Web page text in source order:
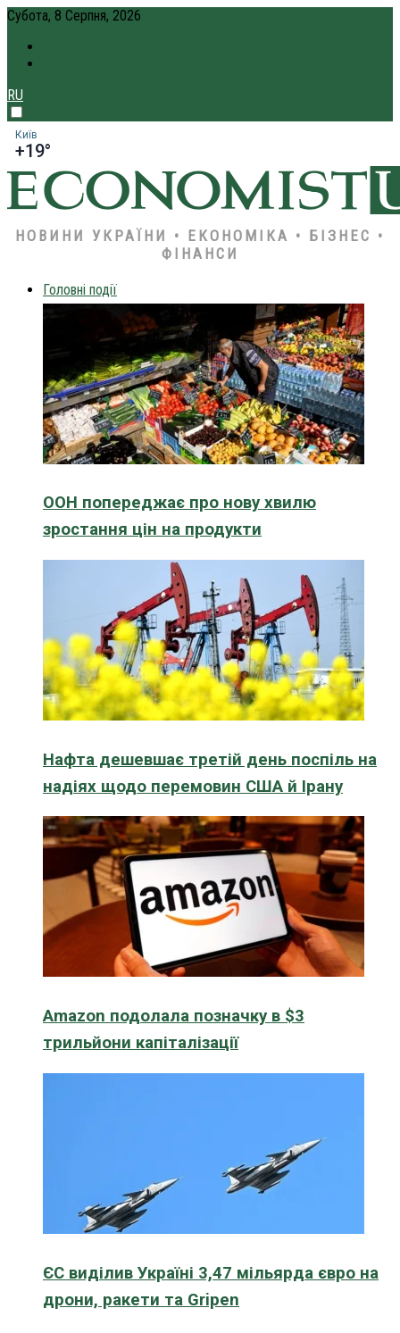
Субота, 8 Серпня, 2026
RU
Київ
+19°
НОВИНИ УКРАЇНИ • ЕКОНОМІКА • БІЗНЕС •
ФІНАНСИ
Головні події
ООН попереджає про нову хвилю
зростання цін на продукти
Нафта дешевшає третій день поспіль на
надіях щодо перемовин США й Ірану
Amazon подолала позначку в $3
трильйони капіталізації
ЄС виділив Україні 3,47 мільярда євро на
дрони, ракети та Gripen